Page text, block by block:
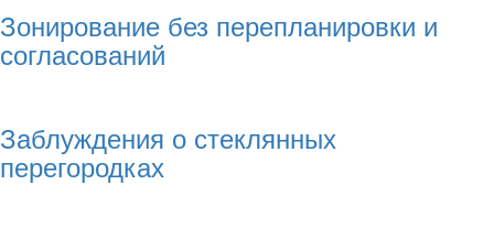
Зонирование без перепланировки и
согласований
Заблуждения о стеклянных
перегородках